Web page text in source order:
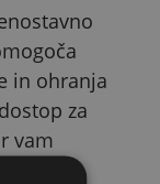
in ohranja
za
vam